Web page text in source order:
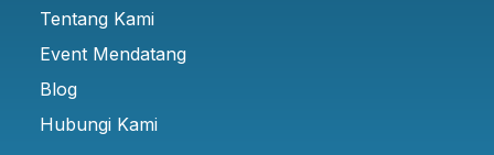
Tentang Kami
Event Mendatang
Blog
Hubungi Kami